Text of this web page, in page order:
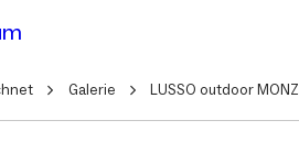
Galerie LUSSO outdoor